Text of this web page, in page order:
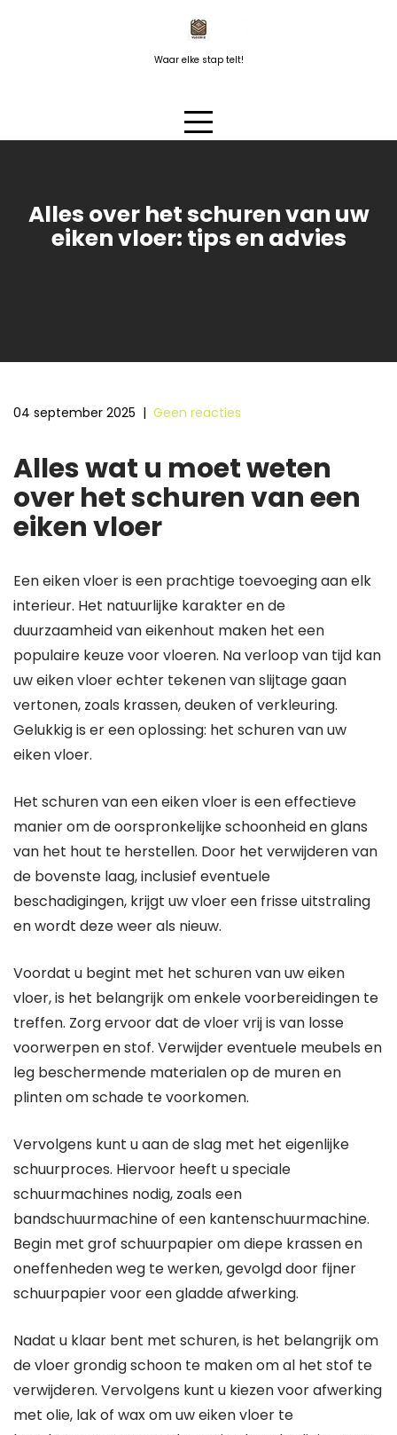
Waar elke stap telt!
Alles over het schuren van uw
eiken vloer: tips en advies
04 september 2025 | Geen reacties
Alles wat u moet weten
over het schuren van een
eiken vloer
Een eiken vloer is een prachtige toevoeging aan elk
interieur. Het natuurlijke karakter en de
duurzaamheid van eikenhout maken het een
populaire keuze voor vloeren. Na verloop van tijd kan
uw eiken vloer echter tekenen van slijtage gaan
vertonen, zoals krassen, deuken of verkleuring.
Gelukkig is er een oplossing: het schuren van uw
eiken vloer.
Het schuren van een eiken vloer is een effectieve
manier om de oorspronkelijke schoonheid en glans
van het hout te herstellen. Door het verwijderen van
de bovenste laag, inclusief eventuele
beschadigingen, krijgt uw vloer een frisse uitstraling
en wordt deze weer als nieuw.
Voordat u begint met het schuren van uw eiken
vloer, is het belangrijk om enkele voorbereidingen te
treffen. Zorg ervoor dat de vloer vrij is van losse
voorwerpen en stof. Verwijder eventuele meubels en
leg beschermende materialen op de muren en
plinten om schade te voorkomen.
Vervolgens kunt u aan de slag met het eigenlijke
schuurproces. Hiervoor heeft u speciale
schuurmachines nodig, zoals een
bandschuurmachine of een kantenschuurmachine.
Begin met grof schuurpapier om diepe krassen en
oneffenheden weg te werken, gevolgd door fijner
schuurpapier voor een gladde afwerking.
Nadat u klaar bent met schuren, is het belangrijk om
de vloer grondig schoon te maken om al het stof te
verwijderen. Vervolgens kunt u kiezen voor afwerking
met olie, lak of wax om uw eiken vloer te